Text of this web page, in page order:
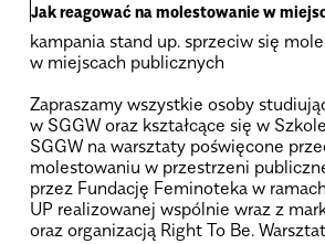
Jak reagować na molestowanie w
kampania stand up. sprzeciw się
w miejscach publicznych
Zapra­szamy wszyst­kie osoby
w SGGW oraz kształ­cące się w
SGGW na warsz­taty poświę­cone
mole­sto­wa­niu w prze­strzeni
przez Fun­da­cję Femi­no­teka w
UP reali­zo­wanej wspól­nie wraz z
oraz orga­ni­za­cją Right To Be.